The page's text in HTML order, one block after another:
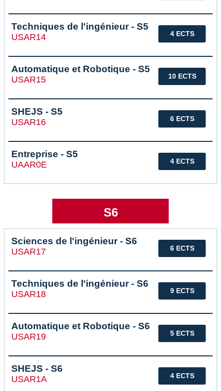
4 ECTS
Techniques de l'ingénieur - S5
USAR14
10 ECTS
Automatique et Robotique - S5
USAR15
6 ECTS
SHEJS - S5
USAR16
4 ECTS
Entreprise - S5
UAAR0E
S6
6 ECTS
Sciences de l'ingénieur - S6
USAR17
9 ECTS
Techniques de l'ingénieur - S6
USAR18
5 ECTS
Automatique et Robotique - S6
USAR19
4 ECTS
SHEJS - S6
USAR1A